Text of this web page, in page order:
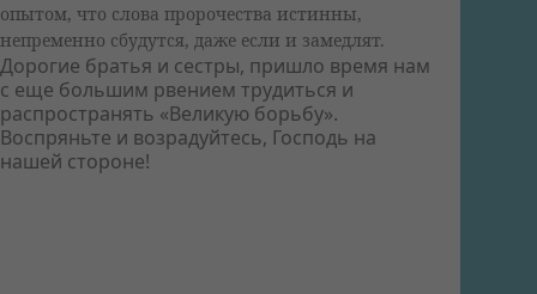
опытом, что слова пророчества истинны,
непременно сбудутся, даже если и замедлят.
Дорогие братья и сестры, пришло время нам
с еще большим рвением трудиться и
распространять «Великую борьбу».
Воспряньте и возрадуйтесь, Господь на
нашей стороне!